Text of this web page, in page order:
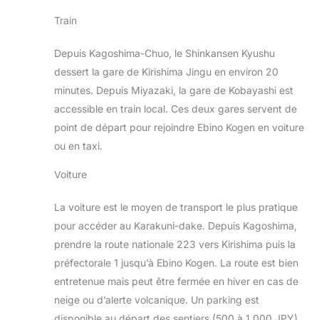
Train
Depuis Kagoshima-Chuo, le Shinkansen Kyushu
dessert la gare de Kirishima Jingu en environ 20
minutes. Depuis Miyazaki, la gare de Kobayashi est
accessible en train local. Ces deux gares servent de
point de départ pour rejoindre Ebino Kogen en voiture
ou en taxi.
Voiture
La voiture est le moyen de transport le plus pratique
pour accéder au Karakuni-dake. Depuis Kagoshima,
prendre la route nationale 223 vers Kirishima puis la
préfectorale 1 jusqu’à Ebino Kogen. La route est bien
entretenue mais peut être fermée en hiver en cas de
neige ou d’alerte volcanique. Un parking est